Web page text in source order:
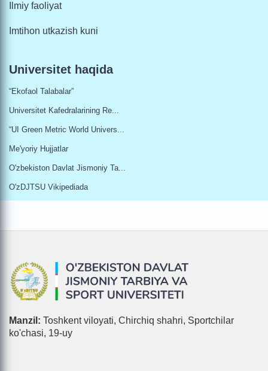
Ilmiy faoliyat
Imtihon utkazish kuni
Universitet haqida
“Ekofaol Talabalar”
Universitet Kafedralarining Re...
“UI Green Metric World Univers...
Me'yoriy Hujjatlar
O'zbekiston Davlat Jismoniy Ta...
O'zDJTSU Vikipediada
Manzil: Toshkent viloyati, Chirchiq shahri, Sportchilar
ko'chasi, 19-uy